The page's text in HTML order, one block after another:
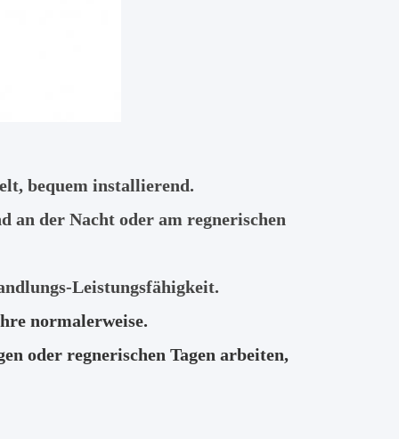
bequem installierend.
an der Nacht oder am regnerischen
Leistungsfähigkeit.
normalerweise.
oder regnerischen Tagen arbeiten,